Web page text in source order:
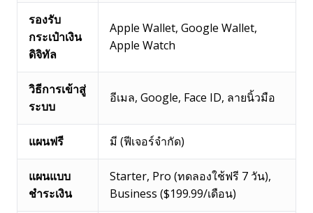
รองรับ
กระเป๋าเงิน
ดิจิทัล
Apple Wallet, Google Wallet,
Apple Watch
วิธีการเข้าสู่
ระบบ
อีเมล, Google, Face ID, ลายนิ้วมือ
แผนฟรี มี (ฟีเจอร์จำกัด)
แผนแบบ
ชำระเงิน
Starter, Pro (ทดลองใช้ฟรี 7 วัน),
Business ($199.99/เดือน)